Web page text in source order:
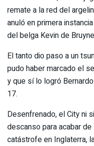
remate a la red del
anuló en primera
del belga Kevin de
El tanto dio paso a un
pudo haber marcado el
y que sí lo logró
17.
Desenfrenado, el City ni
descanso para acabar
catástrofe en Inglaterra,